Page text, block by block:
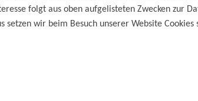
folgt aus oben aufgelisteten Zwecken zur
setzen wir beim Besuch unserer Website